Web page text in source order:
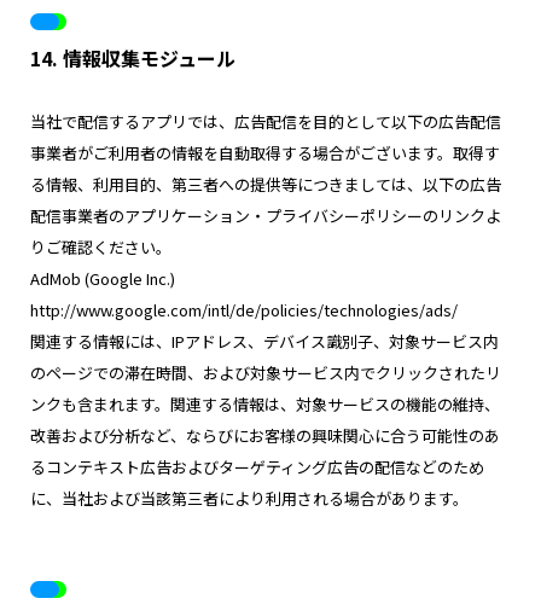
14. 情報収集モジュール
当社で配信するアプリでは、広告配信を目的として以下の広告配信
事業者がご利用者の情報を自動取得する場合がございます。取得す
る情報、利用目的、第三者への提供等につきましては、以下の広告
配信事業者のアプリケーション・プライバシーポリシーのリンクよ
りご確認ください。
AdMob (Google Inc.)
http://www.google.com/intl/de/policies/technologies/ads/
関連する情報には、IPアドレス、デバイス識別子、対象サービス内
のページでの滞在時間、および対象サービス内でクリックされたリ
ンクも含まれます。関連する情報は、対象サービスの機能の維持、
改善および分析など、ならびにお客様の興味関心に合う可能性のあ
るコンテキスト広告およびターゲティング広告の配信などのため
に、当社および当該第三者により利用される場合があります。